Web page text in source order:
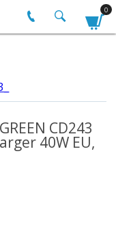
0
CD243
40W EU,